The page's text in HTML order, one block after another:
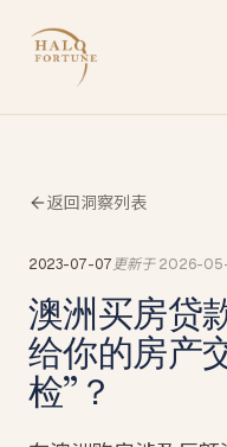
返回洞察列表
2023-07-07更新于 2026-
澳洲买房贷
给你的房产
检”？